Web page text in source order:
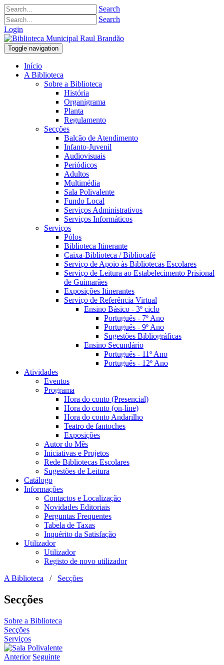
Search
Search
Login
Toggle navigation
Início
A Biblioteca
Sobre a Biblioteca
História
Organigrama
Planta
Regulamento
Secções
Balcão de Atendimento
Infanto-Juvenil
Audiovisuais
Periódicos
Adultos
Multimédia
Sala Polivalente
Fundo Local
Serviços Administrativos
Serviços Informáticos
Serviços
Pólos
Biblioteca Itinerante
Caixa-Biblioteca / Bibliocafé
Serviço de Apoio às Bibliotecas Escolares
Serviço de Leitura ao Estabelecimento Prisional
de Guimarães
Exposições Itinerantes
Serviço de Referência Virtual
Ensino Básico - 3º ciclo
Português - 7º Ano
Português - 9º Ano
Sugestões Bibliográficas
Ensino Secundário
Português - 11º Ano
Português - 12º Ano
Atividades
Eventos
Programa
Hora do conto (Presencial)
Hora do conto (on-line)
Hora do conto Andarilho
Teatro de fantoches
Exposições
Autor do Mês
Iniciativas e Projetos
Rede Bibliotecas Escolares
Sugestões de Leitura
Catálogo
Informações
Contactos e Localização
Novidades Editoriais
Perguntas Frequentes
Tabela de Taxas
Inquérito da Satisfação
Utilizador
Utilizador
Registo de novo utilizador
A Biblioteca
/ Secções
Secções
Sobre a Biblioteca
Secções
Serviços
Anterior Seguinte